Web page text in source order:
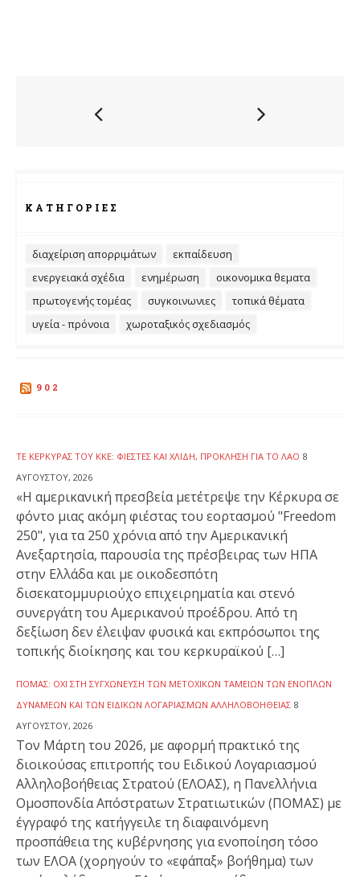
ΚΑΤΗΓΟΡΊΕΣ
διαχείριση απορριμάτων
εκπαίδευση
ενεργειακά σχέδια
ενημέρωση
οικονομικα θεματα
πρωτογενής τομέας
συγκοινωνιες
τοπικά θέματα
υγεία - πρόνοια
χωροταξικός σχεδιασμός
902
ΤΕ ΚΈΡΚΥΡΑΣ ΤΟΥ ΚΚΕ: ΦΙΈΣΤΕΣ ΚΑΙ ΧΛΙΔΉ, ΠΡΌΚΛΗΣΗ ΓΙΑ ΤΟ ΛΑΌ 8
ΑΥΓΟΎΣΤΟΥ, 2026
«Η αμερικανική πρεσβεία μετέτρεψε την Κέρκυρα σε
φόντο μιας ακόμη φιέστας του εορτασμού "Freedom
250", για τα 250 χρόνια από την Αμερικανική
Ανεξαρτησία, παρουσία της πρέσβειρας των ΗΠΑ
στην Ελλάδα και με οικοδεσπότη
δισεκατομμυριούχο επιχειρηματία και στενό
συνεργάτη του Αμερικανού προέδρου. Από τη
δεξίωση δεν έλειψαν φυσικά και εκπρόσωποι της
τοπικής διοίκησης και του κερκυραϊκού […]
ΠΟΜΑΣ: ΌΧΙ ΣΤΗ ΣΥΓΧΏΝΕΥΣΗ ΤΩΝ ΜΕΤΟΧΙΚΏΝ ΤΑΜΕΊΩΝ ΤΩΝ ΕΝΌΠΛΩΝ
ΔΥΝΆΜΕΩΝ ΚΑΙ ΤΩΝ ΕΙΔΙΚΏΝ ΛΟΓΑΡΙΑΣΜΏΝ ΑΛΛΗΛΟΒΟΗΘΕΊΑΣ 8
ΑΥΓΟΎΣΤΟΥ, 2026
Τον Μάρτη του 2026, με αφορμή πρακτικό της
διοικούσας επιτροπής του Ειδικού Λογαριασμού
Αλληλοβοήθειας Στρατού (ΕΛΟΑΣ), η Πανελλήνια
Ομοσπονδία Απόστρατων Στρατιωτικών (ΠΟΜΑΣ) με
έγγραφό της κατήγγειλε τη διαφαινόμενη
προσπάθεια της κυβέρνησης για ενοποίηση τόσο
των ΕΛΟΑ (χορηγούν το «εφάπαξ» βοήθημα) των